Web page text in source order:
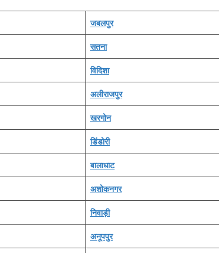
जबलपुर
सतना
विदिशा
अलीराजपुर
खरगोन
डिंडोरी
बालाधाट
अशोकनगर
निवाड़ी
अनूपपुर